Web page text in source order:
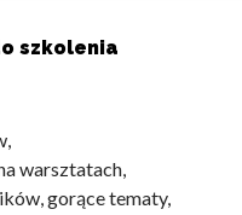
szkolenia
warsztatach,
gorące tematy,